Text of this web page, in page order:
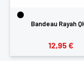
Bandeau Rayah
12,95 €